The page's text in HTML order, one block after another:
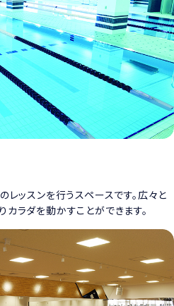
レッスンを行うスペースです。広々と
カラダを動かすことができます。